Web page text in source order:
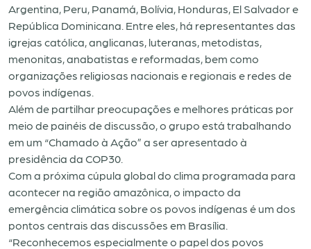
Argentina, Peru, Panamá, Bolívia, Honduras, El Salvador e
República Dominicana. Entre eles, há representantes das
igrejas católica, anglicanas, luteranas, metodistas,
menonitas, anabatistas e reformadas, bem como
organizações religiosas nacionais e regionais e redes de
povos indígenas.
Além de partilhar preocupações e melhores práticas por
meio de painéis de discussão, o grupo está trabalhando
em um “Chamado à Ação” a ser apresentado à
presidência da COP30.
Com a próxima cúpula global do clima programada para
acontecer na região amazônica, o impacto da
emergência climática sobre os povos indígenas é um dos
pontos centrais das discussões em Brasília.
“Reconhecemos especialmente o papel dos povos